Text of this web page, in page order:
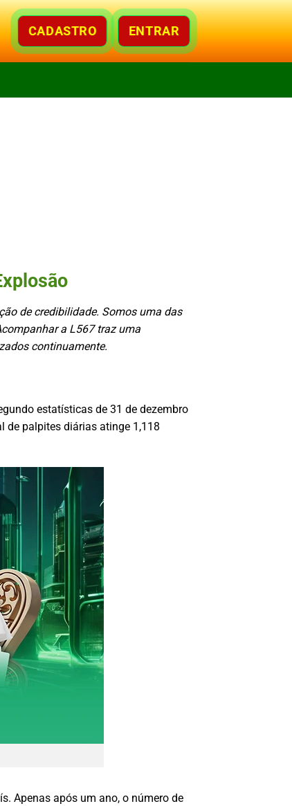
CADASTRO ENTRAR
de credibilidade. Somos uma das
a L567 traz uma
continuamente.
estatísticas de 31 de dezembro
de palpites diárias atinge 1,118
Apenas após um ano, o número de